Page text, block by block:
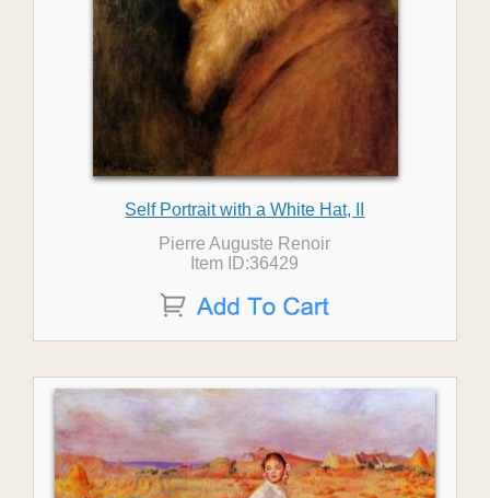
Self Portrait with a White Hat, II
Pierre Auguste Renoir
Item ID:36429